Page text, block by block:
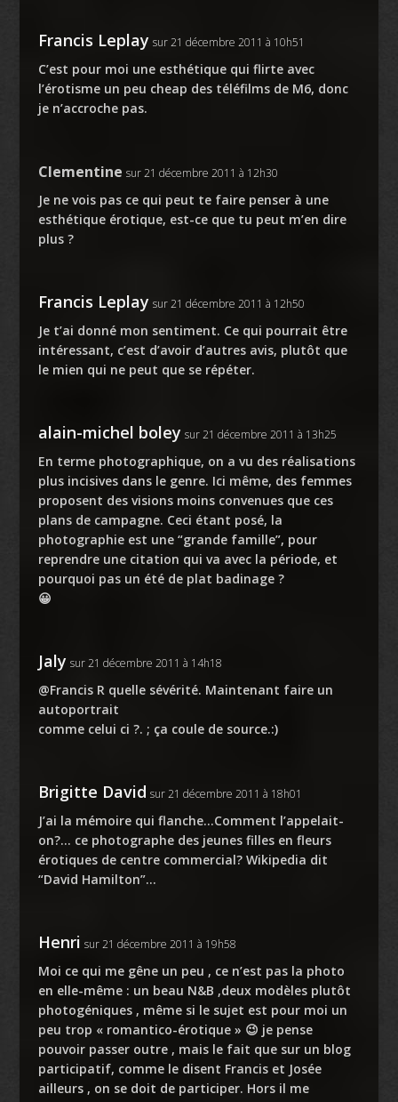
Francis Leplay sur 21 décembre 2011 à 10h51
C’est pour moi une esthétique qui flirte avec
l’érotisme un peu cheap des téléfilms de M6, donc
je n’accroche pas.
Clementine sur 21 décembre 2011 à 12h30
Je ne vois pas ce qui peut te faire penser à une
esthétique érotique, est-ce que tu peut m’en dire
plus ?
Francis Leplay sur 21 décembre 2011 à 12h50
Je t’ai donné mon sentiment. Ce qui pourrait être
intéressant, c’est d’avoir d’autres avis, plutôt que
le mien qui ne peut que se répéter.
alain-michel boley sur 21 décembre 2011 à 13h25
En terme photographique, on a vu des réalisations
plus incisives dans le genre. Ici même, des femmes
proposent des visions moins convenues que ces
plans de campagne. Ceci étant posé, la
photographie est une “grande famille”, pour
reprendre une citation qui va avec la période, et
pourquoi pas un été de plat badinage ?
😀
Jaly sur 21 décembre 2011 à 14h18
@Francis R quelle sévérité. Maintenant faire un
autoportrait
comme celui ci ?. ; ça coule de source.:)
Brigitte David sur 21 décembre 2011 à 18h01
J’ai la mémoire qui flanche…Comment l’appelait-
on?… ce photographe des jeunes filles en fleurs
érotiques de centre commercial? Wikipedia dit
“David Hamilton”…
Henri sur 21 décembre 2011 à 19h58
Moi ce qui me gêne un peu , ce n’est pas la photo
en elle-même : un beau N&B ,deux modèles plutôt
photogéniques , même si le sujet est pour moi un
peu trop « romantico-érotique » 😉 je pense
pouvoir passer outre , mais le fait que sur un blog
participatif, comme le disent Francis et Josée
ailleurs , on se doit de participer. Hors il me